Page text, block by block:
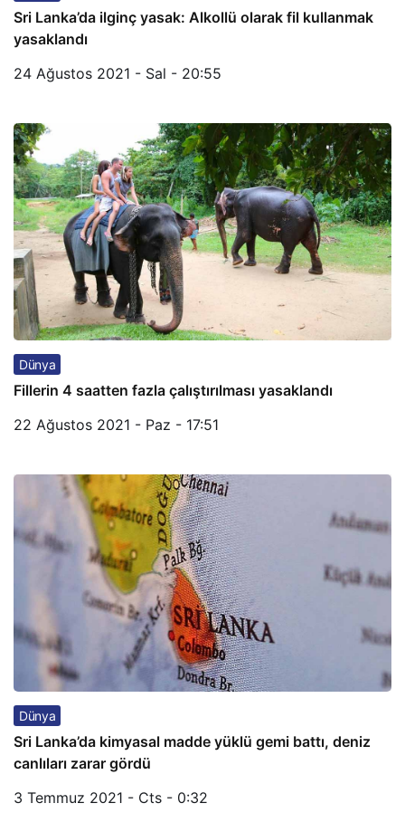
Sri Lanka’da ilginç yasak: Alkollü olarak fil kullanmak
yasaklandı
24 Ağustos 2021 - Sal - 20:55
Dünya
Fillerin 4 saatten fazla çalıştırılması yasaklandı
22 Ağustos 2021 - Paz - 17:51
Dünya
Sri Lanka’da kimyasal madde yüklü gemi battı, deniz
canlıları zarar gördü
3 Temmuz 2021 - Cts - 0:32